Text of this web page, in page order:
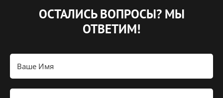
ОСТАЛИСЬ ВОПРОСЫ?МЫ
ОТВЕТИМ!